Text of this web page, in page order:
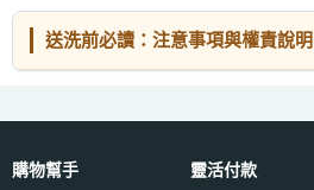
送洗前必讀：注意事項與權責說明
購物幫手 靈活付款